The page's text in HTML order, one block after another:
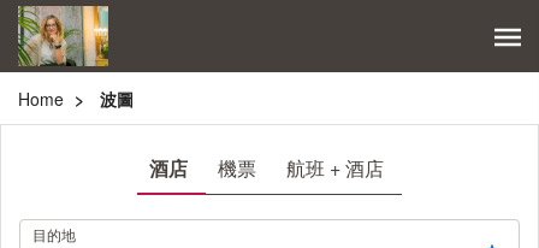
Home 波圖
酒店 機票 航班 + 酒店
. 目的地